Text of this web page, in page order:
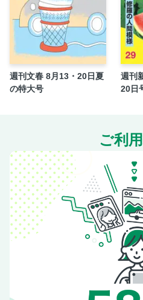
山田美保子の山田EYEモード
オバ記者エッセイ「いつも心
2025を総決算！ 脳活パズル
見逃しゼロ！ テレビガイド年
短期集中連載第2回 名医が選
子宮・卵巣がん 肝胆膵がん
木村拓哉 恩人の死に悲痛！「
た」／玉木宏 イクメン姿が「
山本由伸 Nikiと〝円満破局〟
イナ・ジ・エンド「この声残
警視庁記者クラブが騒然 NHK
惑
パワースポット特集Part1 運気
ドラえもん オニ珍しい原画を
パワースポット特集Part2
若手イケメン棋士を撮り下ろ
ガイドブックも発売決定！『
週刊文春 8月13・20日夏
の特大号
週刊
20日
ご利